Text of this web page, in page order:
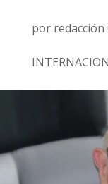
por redacción